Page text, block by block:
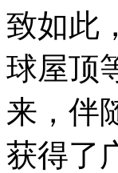
致如此
球屋顶
来，伴
获得了